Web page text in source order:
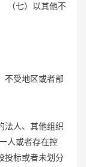
（七）以其他不
不受地区或者部
法人、其他组织
人或者存在控
投标或者未划分